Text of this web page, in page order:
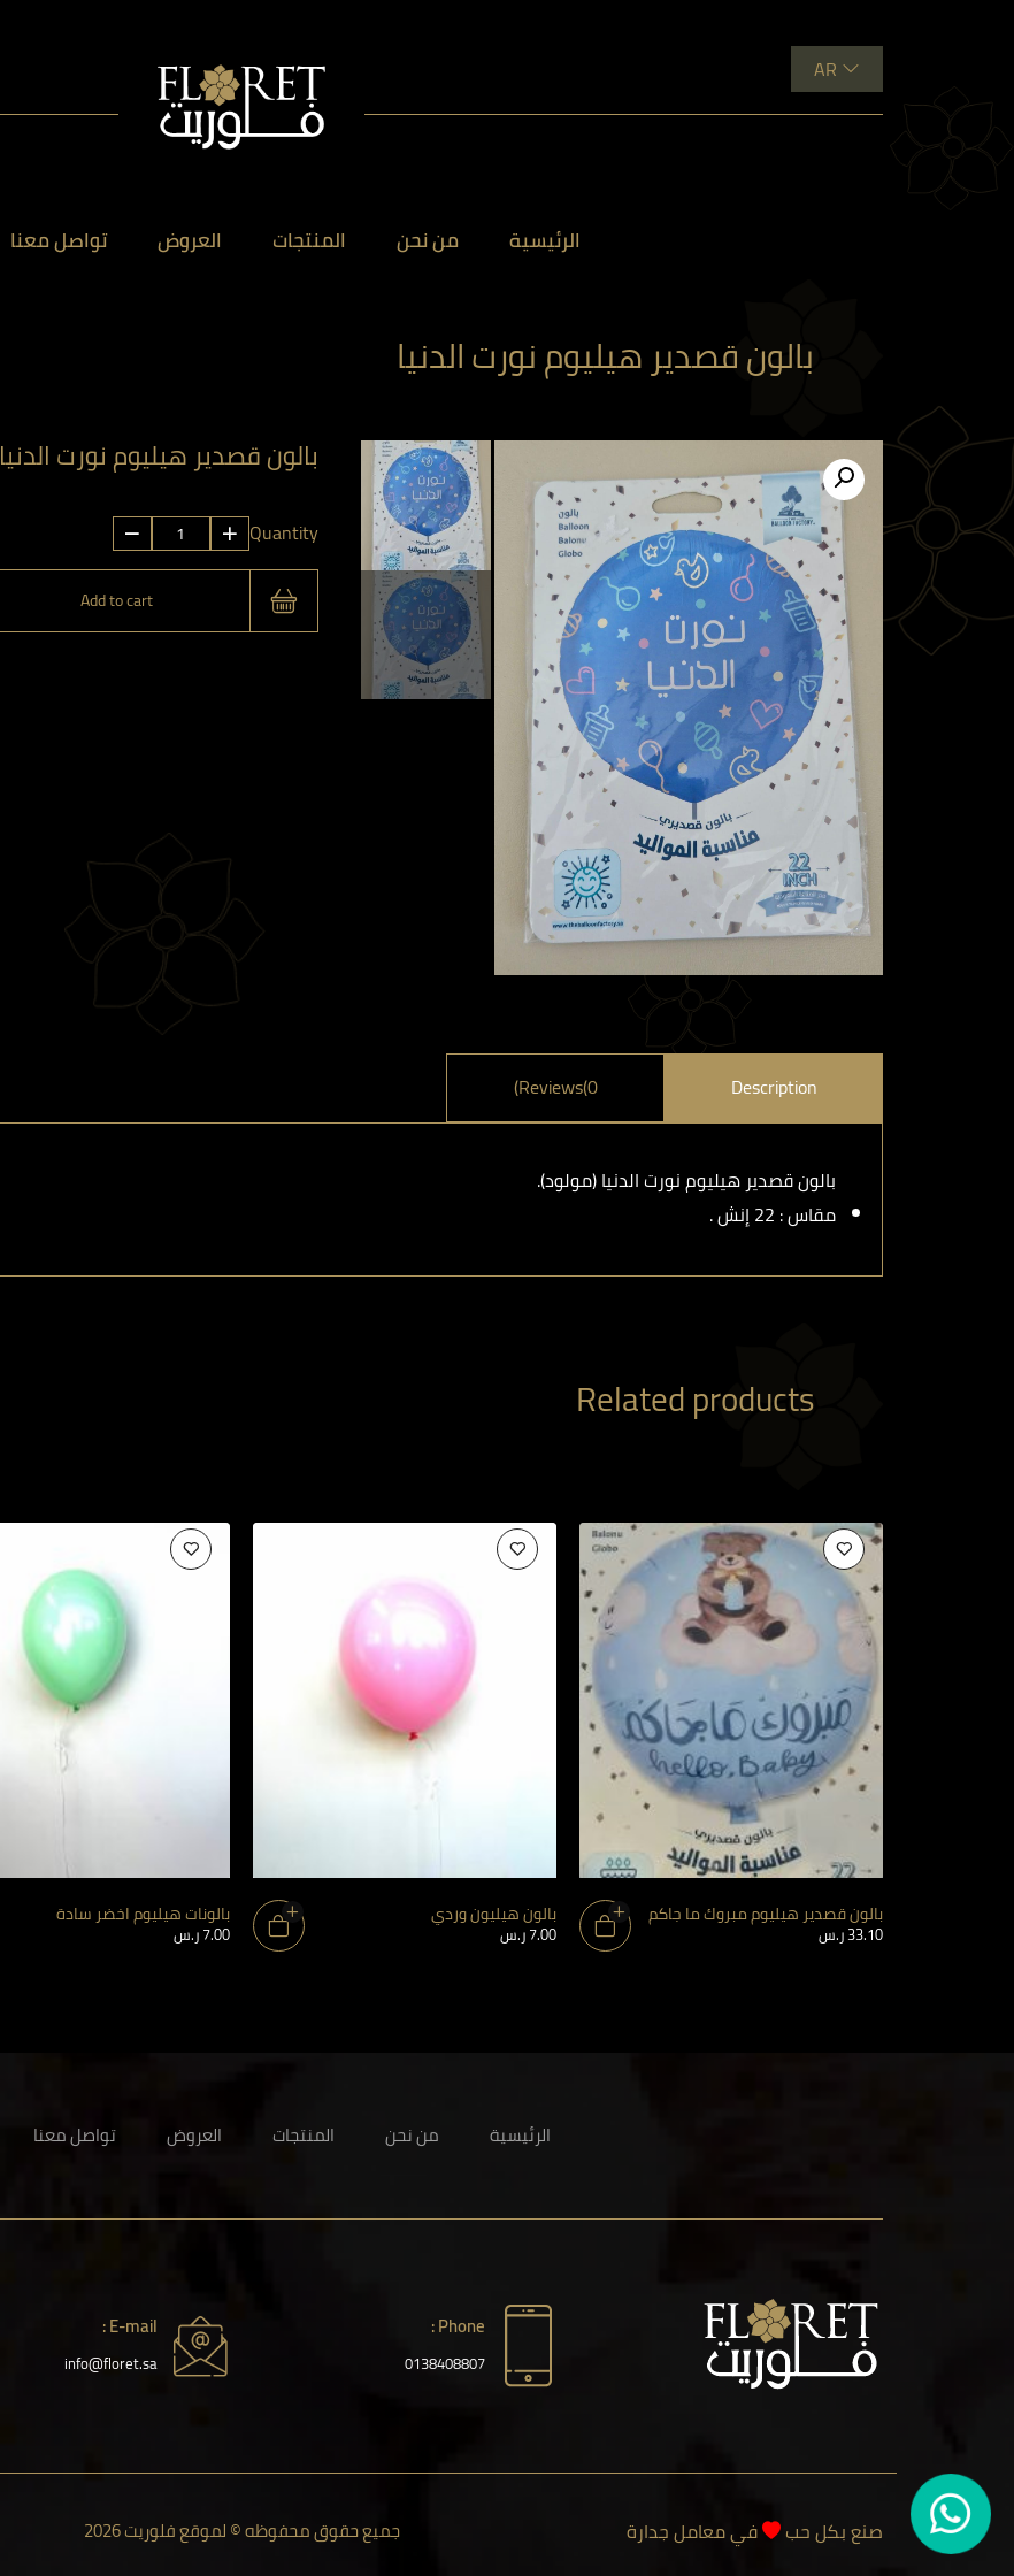
الرئيسية من نحن المنتجات العروض تواصل معنا
بالون قصدير هيليوم نورت الدنيا
بالون قصدير هيليوم نورت الدنيا
Quantity
بالون
قصدير
هيليوم
الدنيا
Add to cart
Description
Reviews(0)
بالون قصدير هيليوم نورت الدنيا (مولود).
مقاس : 22 إنش
.
Related products
بالون قصدير هيليوم مبروك ما جاكم
33.10ر.س
بالون هيليون وردي
7.00ر.س
بالونات هيليوم اخضر سادة
7.00ر.س
الرئيسية من نحن المنتجات العروض تواصل معنا
Phone :
0138408807
E-mail :
info@floret.sa
صنع بكل حب في معامل جدارة جميع حقوق محفوظه © لموقع فلوريت 2026